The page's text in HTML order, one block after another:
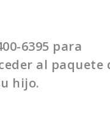
6395 para
al paquete
hijo.